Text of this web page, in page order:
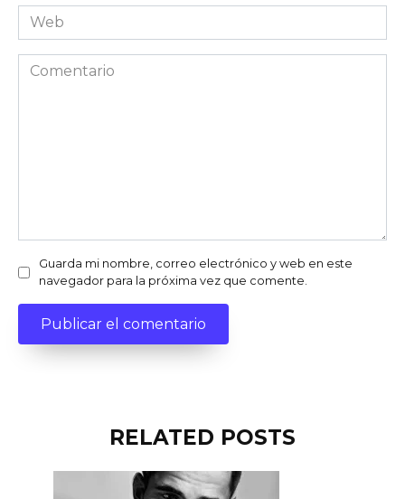
Web
Comentario
Guarda mi nombre, correo electrónico y web en este
navegador para la próxima vez que comente.
RELATED POSTS